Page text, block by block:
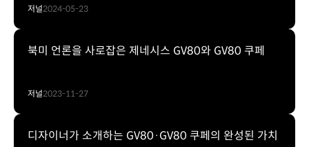
저널2024-05-23
북미 언론을 사로잡은 제네시스 GV80와 GV80 쿠페
저널2023-11-27
디자이너가 소개하는 GV80·GV80 쿠페의 완성된 가치